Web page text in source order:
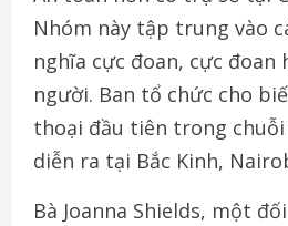
Nhóm này tập trung vào
nghĩa cực đoan, cực đoan
người. Ban tổ chức cho
thoại đầu tiên trong
diễn ra tại Bắc Kinh,
Bà Joanna Shields, một